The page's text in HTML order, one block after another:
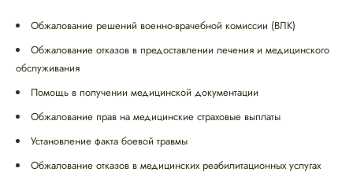
Обжалование решений военно-врачебной комиссии (ВЛК)
Обжалование отказов в предоставлении лечения и медицинского
обслуживания
Помощь в получении медицинской документации
Обжалование прав на медицинские страховые выплаты
Установление факта боевой травмы
Обжалование отказов в медицинских реабилитационных услугах